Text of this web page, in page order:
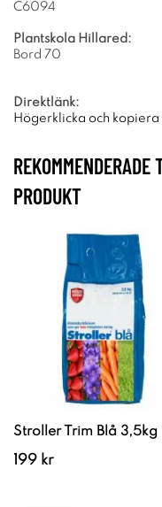
C6094
Plantskola Hillared:
Bord 70
Direktlänk:
Högerklicka och kopiera
PRODUKT
Stroller Trim Blå 3,5kg
199 kr